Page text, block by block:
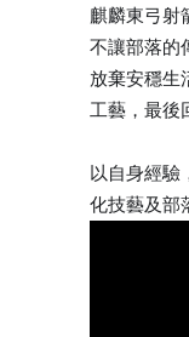
麒麟東弓射
不讓部落的
放棄安穩生
工藝，最後
以自身經驗
化技藝及部